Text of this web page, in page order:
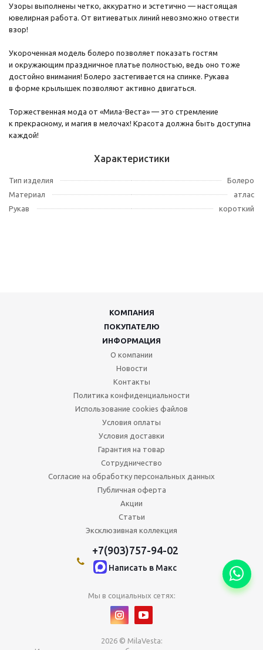
Узоры выполнены четко, аккуратно и эстетично — настоящая
ювелирная работа. От витиеватых линий невозможно отвести
взор!
Укороченная модель болеро позволяет показать гостям
и окружающим праздничное платье полностью, ведь оно тоже
достойно внимания! Болеро застегивается на спинке. Рукава
в форме крылышек позволяют активно двигаться.
Торжественная мода от «Мила-Веста» — это стремление
к прекрасному, и магия в мелочах! Красота должна быть доступна
каждой!
Характеристики
Тип изделия
Болеро
Материал
атлас
Рукав
короткий
КОМПАНИЯ
ПОКУПАТЕЛЮ
ИНФОРМАЦИЯ
О компании
Новости
Контакты
Политика конфиденциальности
Использование cookies файлов
Условия оплаты
Условия доставки
Гарантия на товар
Сотрудничество
Согласие на обработку персональных данных
Публичная оферта
Акции
Статьи
Эксклюзивная коллекция
+7(903)757-94-02
Написать в Maкс
Мы в социальных сетях:
2026 © MilaVesta: